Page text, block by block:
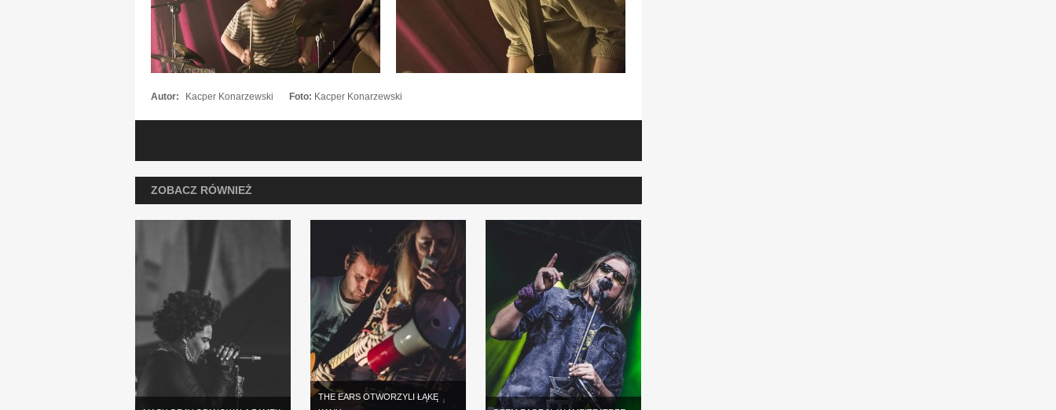
Autor: Kacper Konarzewski Foto: Kacper Konarzewski
ZOBACZ RÓWNIEŻ
THE EARS OTWORZYLI ŁĄKĘ